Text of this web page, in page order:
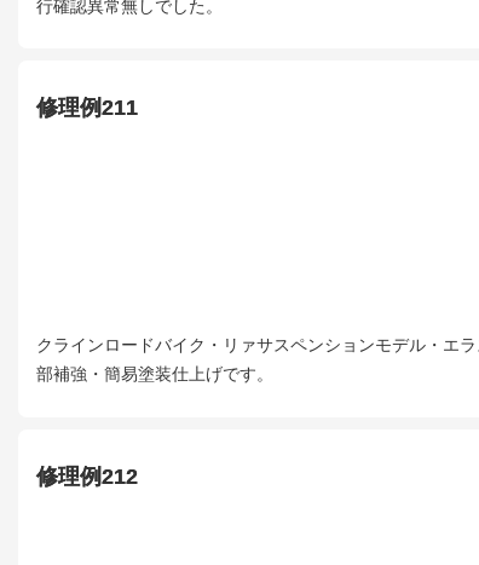
行確認異常無しでした。
修理例211
クラインロードバイク・リァサスペンションモデル・エ
部補強・簡易塗装仕上げです。
修理例212